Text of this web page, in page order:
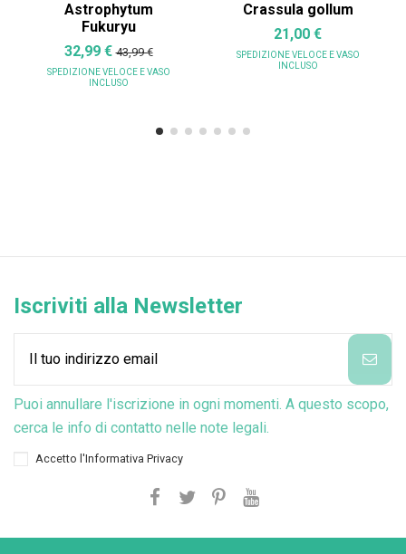
Astrophytum
Fukuryu
32,99 € 43,99 €
SPEDIZIONE VELOCE E VASO
INCLUSO
Crassula gollum
21,00 €
SPEDIZIONE VELOCE E VASO
INCLUSO
Iscriviti alla Newsletter
Puoi annullare l'iscrizione in ogni momenti. A questo scopo,
cerca le info di contatto nelle note legali.
Accetto l'Informativa Privacy